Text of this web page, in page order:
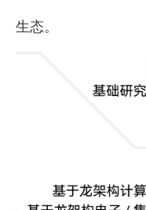
生态。